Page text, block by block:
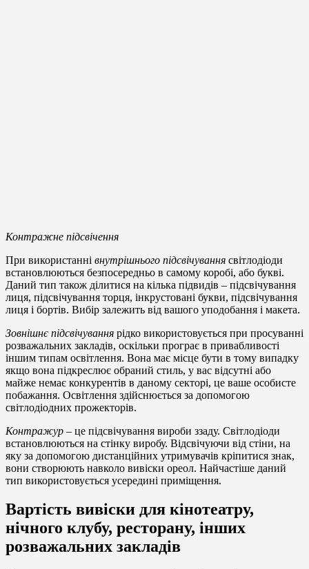
Контражне підсвічення
При використанні внутрішнього підсвічування світлодіоди
встановлюються безпосередньо в самому коробі, або букві.
Даний тип також ділитися на кілька підвидів – підсвічування
лиця, підсвічування торця, інкрустовані букви, підсвічування
лиця і бортів. Вибір залежить від вашого уподобання і макета.
Зовнішнє підсвічування рідко використовується при просуванні
розважальних закладів, оскільки програє в привабливості
іншим типам освітлення. Вона має місце бути в тому випадку
якщо вона підкреслює обраний стиль, у вас відсутні або
майже немає конкурентів в даному секторі, це ваше особисте
побажання. Освітлення здійснюється за допомогою
світлодіодних прожекторів.
Контражур – це підсвічування вироби ззаду. Світлодіоди
встановлюються на стінку виробу. Відсвічуючи від стіни, на
яку за допомогою дистанційних утримувачів кріпитися знак,
вони створюють навколо вивіски ореол. Найчастіше даний
тип використовується усередині приміщення.
Вартість вивіски для кінотеатру,
нічного клубу, ресторану, інших
розважальних закладів